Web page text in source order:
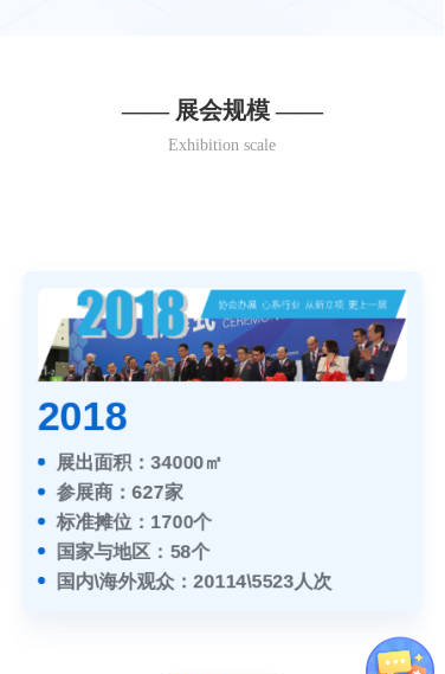
—— 展会规模 ——
Exhibition scale
2018
展出面积：34000㎡
参展商：627家
标准摊位：1700个
国家与地区：58个
国内\海外观众：20114\5523人次